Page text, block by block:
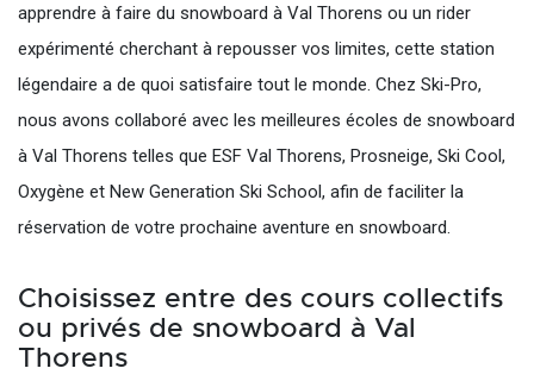
apprendre à faire du snowboard à Val Thorens ou un rider
expérimenté cherchant à repousser vos limites, cette station
légendaire a de quoi satisfaire tout le monde. Chez Ski-Pro,
nous avons collaboré avec les meilleures écoles de snowboard
à Val Thorens telles que ESF Val Thorens, Prosneige, Ski Cool,
Oxygène et New Generation Ski School, afin de faciliter la
réservation de votre prochaine aventure en snowboard.
Choisissez entre des cours collectifs
ou privés de snowboard à Val
Thorens